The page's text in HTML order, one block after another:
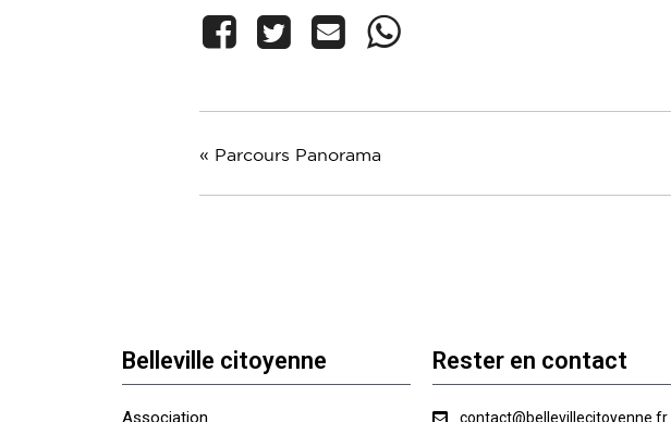
« Parcours Panorama
Belleville citoyenne
Association
Rester en contact
contact@bellevillecitoyenne.fr